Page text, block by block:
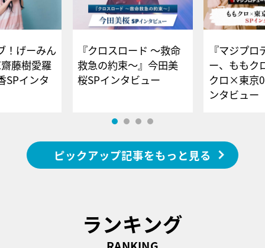
！げーみん
藤樹愛羅
SPインタ
『クロスロード ～救命
救急の約束～』今田美
桜SPインタビュー
『マジプロ
ー、ももク
クロ×東京
ンタビュー
ピックアップ記事をもっと見る
ランキング